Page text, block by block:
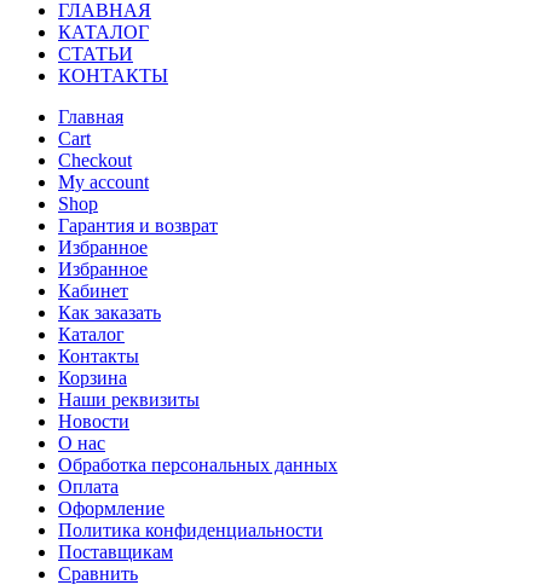
ГЛАВНАЯ
КАТАЛОГ
СТАТЬИ
КОНТАКТЫ
Главная
Cart
Checkout
My account
Shop
Гарантия и возврат
Избранное
Избранное
Кабинет
Как заказать
Каталог
Контакты
Корзина
Наши реквизиты
Новости
О нас
Обработка персональных данных
Оплата
Оформление
Политика конфиденциальности
Поставщикам
Сравнить